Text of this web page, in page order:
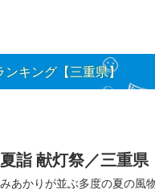
キング【三重県】
夏詣 献灯祭／三重県
みあかりが並ぶ多度の夏の風